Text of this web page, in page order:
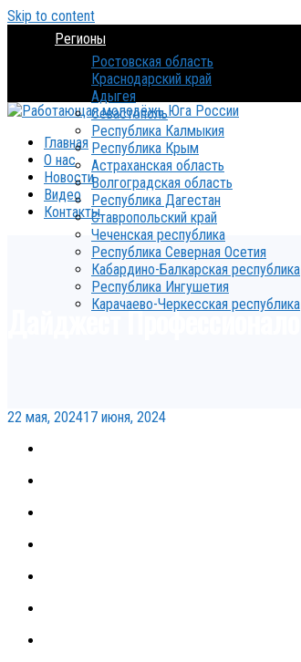
Skip to content
Регионы
Ростовская область
Краснодарский край
Адыгея
Севастополь
Республика Калмыкия
Республика Крым
Астраханская область
Волгоградская область
Республика Дагестан
Ставропольский край
Чеченская республика
Республика Северная Осетия
Кабардино-Балкарская республика
Республика Ингушетия
Карачаево-Черкесская республика
Главная
О нас
Новости
Видео
Контакты
Дайджест Профессионалов!
22 мая, 202417 июня, 2024